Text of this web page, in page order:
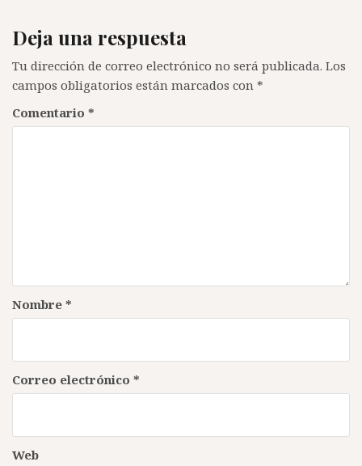
Deja una respuesta
Tu dirección de correo electrónico no será publicada. Los
campos obligatorios están marcados con *
Comentario *
Nombre *
Correo electrónico *
Web